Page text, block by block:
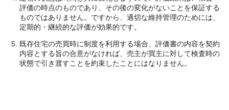
評価の時点のものであり、その後の変化がないことを保証する
ものではありません。ですから、適切な維持管理のためには、
定期的・継続的な評価が効果的です。
既存住宅の売買時に制度を利用する場合、評価書の内容を契約
内容とする旨の合意がなければ、売主が買主に対して検査時の
状態で引き渡すことを約束したことにはなりません。